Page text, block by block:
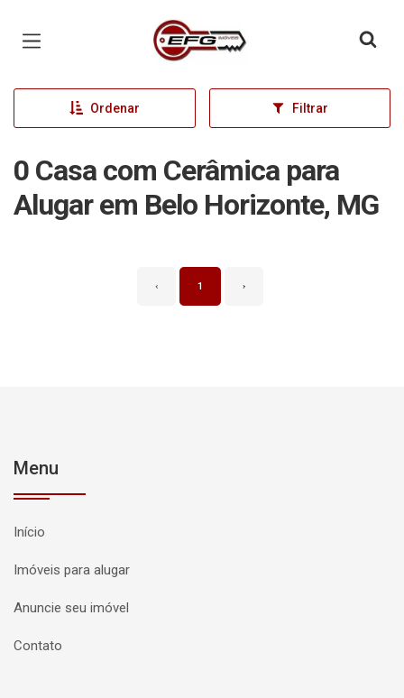
Página inicial
Ordenar Filtrar
0 Casa com Cerâmica para
Alugar em Belo Horizonte, MG
‹ 1 ›
Menu
Início
Imóveis para alugar
Anuncie seu imóvel
Contato